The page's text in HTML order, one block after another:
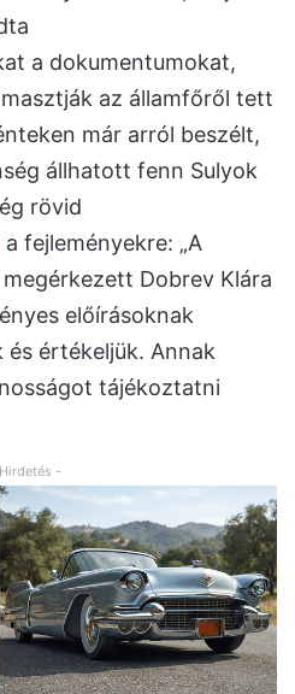
a dokumentumokat,
az államfőről tett
már arról beszélt,
állhatott fenn Sulyok
rövid
a fejleményekre: „A
Dobrev Klára
előírásoknak
és értékeljük. Annak
tájékoztatni
-